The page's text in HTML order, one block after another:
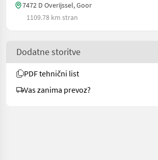
7472 D Overijssel, Goor
1109.78 km stran
Dodatne storitve
PDF tehnični list
Vas zanima prevoz?